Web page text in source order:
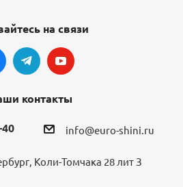
на связи
контакты
info@euro-shini.ru
Коли-Томчака 28 лит З